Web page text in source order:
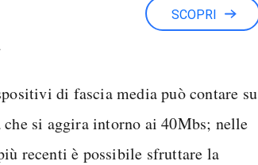
SCOPRI
di fascia media può contare su
che si aggira intorno ai 40Mbs; nelle
recenti è possibile sfruttare la